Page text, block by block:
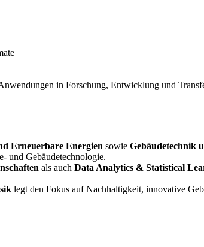
in Forschung, Entwicklung und
Erneuerbare Energien sowie Gebäudetechnik
und Gebäudetechnologie.
als auch Data Analytics & Statistical
legt den Fokus auf Nachhaltigkeit, innovative